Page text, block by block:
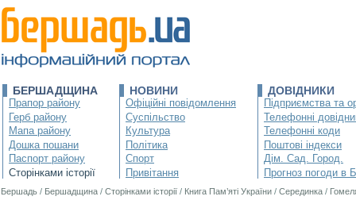
БЕРШАДЩИНА
Прапор району
Герб району
Мапа району
Дошка пошани
Паспорт району
Сторінками історії
НОВИНИ
Офіційні повідомлення
Суспільство
Культура
Політика
Спорт
Привітання
ДОВІДНИКИ
Підприємства та
Телефонні
Телефонні коди
Поштові індекси
Дім. Сад. Город.
Прогноз погоди в
Бершадь / Бершадщина / Сторінками історії / Книга Пам’яті України / Серединка /